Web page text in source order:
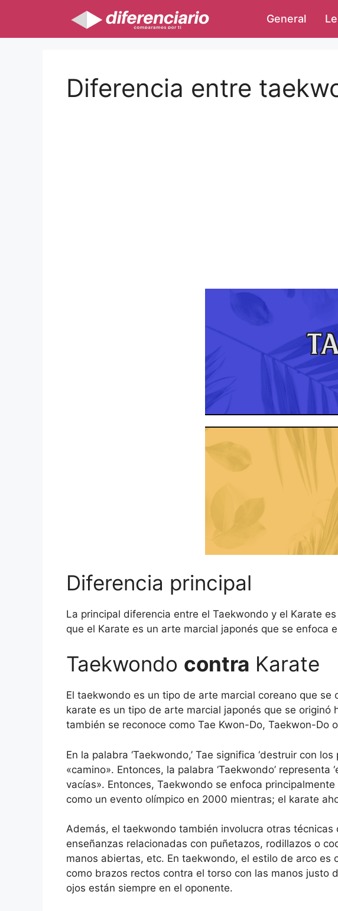
contenido
General
Diferencia entre
Diferencia principal
La principal diferencia entre el Taekwondo y el Karate
que el Karate es un arte marcial japonés que se enfoca
Taekwondo contra Karate
El taekwondo es un tipo de arte marcial coreano que
karate es un tipo de arte marcial japonés que se
también se reconoce como Tae Kwon-Do, Taekwon-Do
En la palabra ‘Taekwondo,’ Tae significa ‘destruir con
«camino». Entonces, la palabra ‘Taekwondo’ representa
vacías». Entonces, Taekwondo se enfoca
como un evento olímpico en 2000 mientras; el karate
Además, el taekwondo también involucra otras
enseñanzas relacionadas con puñetazos, rodillazos o
manos abiertas, etc. En taekwondo, el estilo de arco
como brazos rectos contra el torso con las manos
ojos están siempre en el oponente.